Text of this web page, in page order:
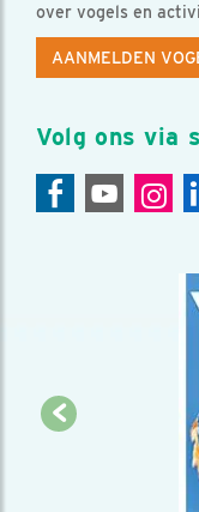
over vogels en
AANMELDEN
Volg ons via